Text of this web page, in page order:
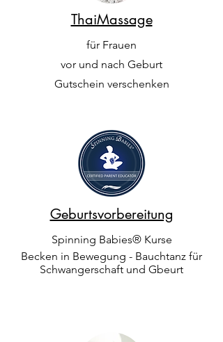
ThaiMassage
für Frauen
vor und nach Geburt
Gutschein verschenken
Geburtsvorbereitung
Spinning Babies® Kurse
Becken in Bewegung - Bauchtanz für
Schwangerschaft und Gbeurt